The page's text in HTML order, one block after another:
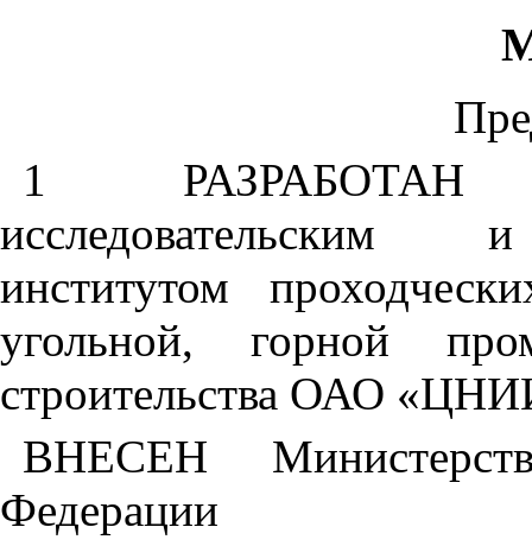
1 РАЗРАБОТАН
исследовательским и
институтом
угольной, горной
строительства ОАО
ВНЕСЕН
Федерации